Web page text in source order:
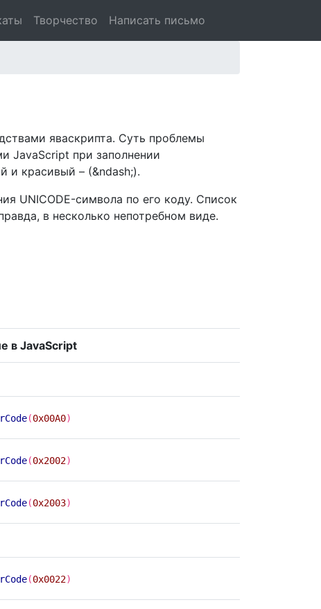
Творчество Написать письмо
яваскрипта. Суть проблемы
JavaScript при заполнении
и красивый – (&ndash;).
UNICODE-символа по его коду. Список
в несколько непотребном виде.
в JavaScript
(0x00A0)
(0x2002)
(0x2003)
(0x0022)